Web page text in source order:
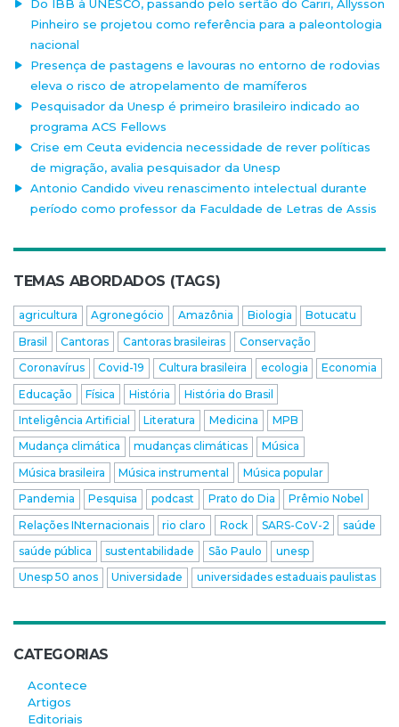
Do IBB à UNESCO, passando pelo sertão do Cariri, Allysson
Pinheiro se projetou como referência para a paleontologia
nacional
Presença de pastagens e lavouras no entorno de rodovias
eleva o risco de atropelamento de mamíferos
Pesquisador da Unesp é primeiro brasileiro indicado ao
programa ACS Fellows
Crise em Ceuta evidencia necessidade de rever políticas
de migração, avalia pesquisador da Unesp
Antonio Candido viveu renascimento intelectual durante
período como professor da Faculdade de Letras de Assis
TEMAS ABORDADOS (TAGS)
agricultura Agronegócio Amazônia Biologia
Botucatu
Brasil
Cantoras Cantoras brasileiras
Conservação
Coronavírus
Covid-19 Cultura brasileira ecologia
Economia
Educação
Física História
História do Brasil
Inteligência Artificial
Literatura Medicina
MPB
Mudança climática
mudanças climáticas
Música
Música brasileira
Música instrumental
Música popular
Pandemia
Pesquisa podcast Prato do Dia
Prêmio Nobel
Relações INternacionais
rio claro Rock SARS-CoV-2
saúde
saúde pública
sustentabilidade São Paulo
unesp
Unesp 50 anos
Universidade universidades estaduais paulistas
CATEGORIAS
Acontece
Artigos
Editoriais